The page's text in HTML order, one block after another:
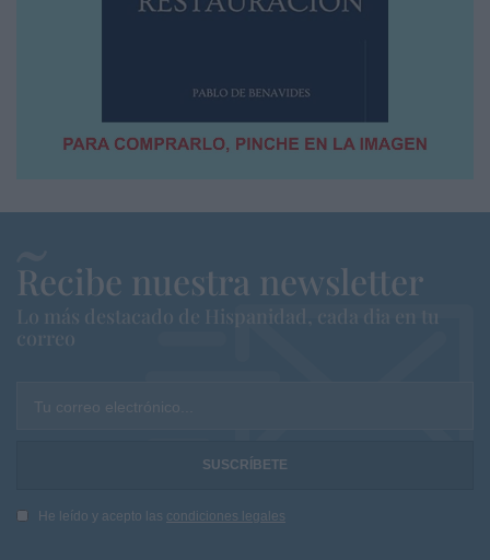
Recibe nuestra newsletter
Lo más destacado de Hispanidad, cada dia en tu
correo
Tu correo electrónico...
He leído y acepto las condiciones legales